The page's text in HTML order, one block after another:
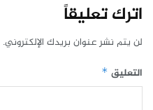
اترك تعليقاً
لن يتم نشر عنوان بريدك الإلكتروني.
التعليق *